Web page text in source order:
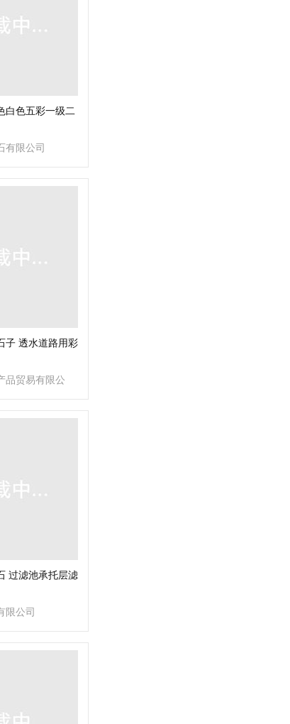
白色五彩一级二
有限公司
子 透水道路用彩
品贸易有限公
过滤池承托层滤
限公司